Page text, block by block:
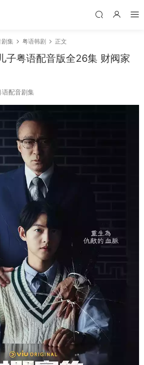
剧集 粤语韩剧 正文
子粤语配音版全26集 财阀家
语配音剧集